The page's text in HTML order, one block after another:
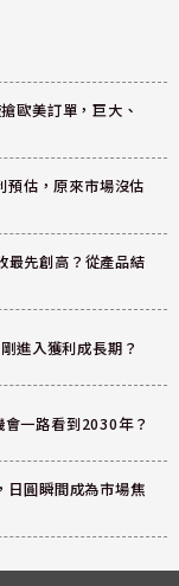
歐美訂單，巨大、
估，原來市場沒估
先創高？從產品結
進入獲利成長期？
一路看到2030年？
日圓瞬間成為市場焦